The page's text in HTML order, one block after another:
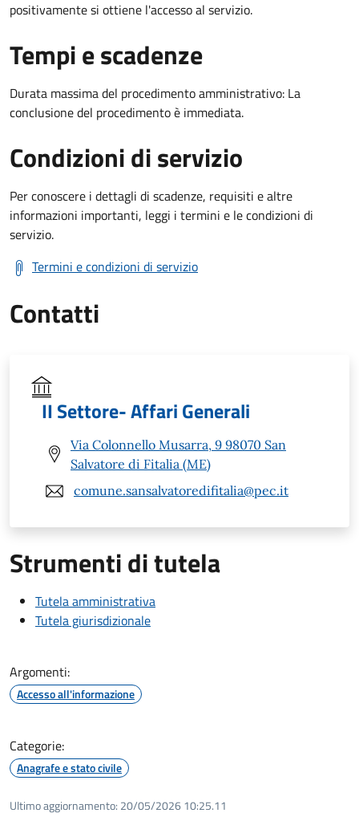
positivamente si ottiene l'accesso al servizio.
Tempi e scadenze
Durata massima del procedimento amministrativo: La
conclusione del procedimento è immediata.
Condizioni di servizio
Per conoscere i dettagli di scadenze, requisiti e altre
informazioni importanti, leggi i termini e le condizioni di
servizio.
Termini e condizioni di servizio
Contatti
II Settore- Affari Generali
Via Colonnello Musarra, 9 98070 San
Salvatore di Fitalia (ME)
comune.sansalvatoredifitalia@pec.it
Strumenti di tutela
Tutela amministrativa
Tutela giurisdizionale
Argomenti:
Accesso all'informazione
Categorie:
Anagrafe e stato civile
Ultimo aggiornamento: 20/05/2026 10:25.11